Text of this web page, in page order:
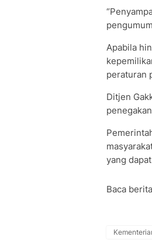
Apabila
peraturan
Ditjen
yang
Baca